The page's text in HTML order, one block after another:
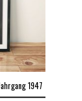
1947